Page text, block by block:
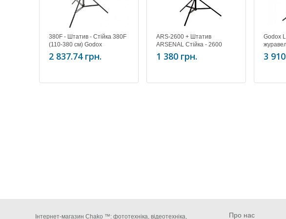
380F - Штатив - Стійка 380F
(110-380 см) Godox
2 837.74 грн.
ARS-2600 + Штатив
ARSENAL Стійка - 2600
black (113-260 см)
1 380 грн.
Godox
3
Інтернет-магазин Chako ™: фототехніка, відеотехніка, Про нас